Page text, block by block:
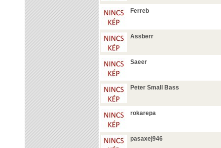
Ferreb
Assberr
Saeer
Peter Small Bass
rokarepa
pasaxej946